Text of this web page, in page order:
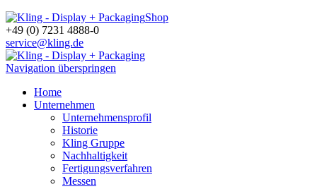
Shop
+49 (0) 7231 4888-0
service@kling.de
Navigation überspringen
Home
Unternehmen
Unternehmensprofil
Historie
Kling Gruppe
Nachhaltigkeit
Fertigungsverfahren
Messen